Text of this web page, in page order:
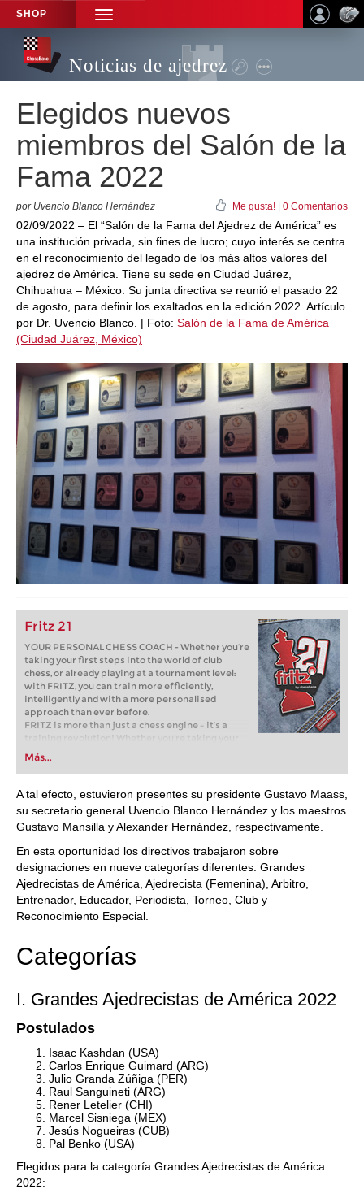
SHOP
TOGGLE
NAVIGATION
Noticias de ajedrez
Elegidos nuevos
miembros del Salón de la
Fama 2022
por Uvencio Blanco Hernández Me gusta! 0 Comentarios
02/09/2022 – El “Salón de la Fama del Ajedrez de América” es
una institución privada, sin fines de lucro; cuyo interés se centra
en el reconocimiento del legado de los más altos valores del
ajedrez de América. Tiene su sede en Ciudad Juárez,
Chihuahua – México. Su junta directiva se reunió el pasado 22
de agosto, para definir los exaltados en la edición 2022. Artículo
por Dr. Uvencio Blanco. | Foto: Salón de la Fama de América
(Ciudad Juárez, México)
Fritz 21
YOUR PERSONAL CHESS COACH - Whether you’re
taking your first steps into the world of club
chess, or already playing at a tournament level:
with FRITZ, you can train more efficiently,
intelligently and with a more personalised
approach than ever before.
FRITZ is more than just a chess engine – it’s a
training revolution! Whether you’re taking your
first steps into the world of club chess, or already
playing at a tournament level: with FRITZ, you can
train more efficiently, intelligently and with a
more personalised approach than ever before.
Más...
A tal efecto, estuvieron presentes su presidente Gustavo Maass,
su secretario general Uvencio Blanco Hernández y los maestros
Gustavo Mansilla y Alexander Hernández, respectivamente.
En esta oportunidad los directivos trabajaron sobre
designaciones en nueve categorías diferentes: Grandes
Ajedrecistas de América, Ajedrecista (Femenina), Arbitro,
Entrenador, Educador, Periodista, Torneo, Club y
Reconocimiento Especial.
Categorías
I. Grandes Ajedrecistas de América 2022
Postulados
Isaac Kashdan (USA)
Carlos Enrique Guimard (ARG)
Julio Granda Zúñiga (PER)
Raul Sanguineti (ARG)
Rener Letelier (CHI)
Marcel Sisniega (MEX)
Jesús Nogueiras (CUB)
Pal Benko (USA)
Elegidos para la categoría Grandes Ajedrecistas de América
2022: